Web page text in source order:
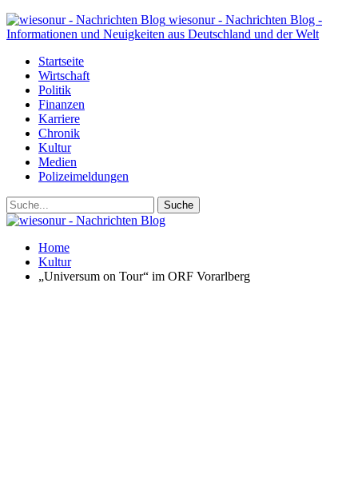
wiesonur - Nachrichten Blog -
Informationen und Neuigkeiten aus Deutschland und der Welt
Startseite
Wirtschaft
Politik
Finanzen
Karriere
Chronik
Kultur
Medien
Polizeimeldungen
Home
Kultur
„Universum on Tour“ im ORF Vorarlberg